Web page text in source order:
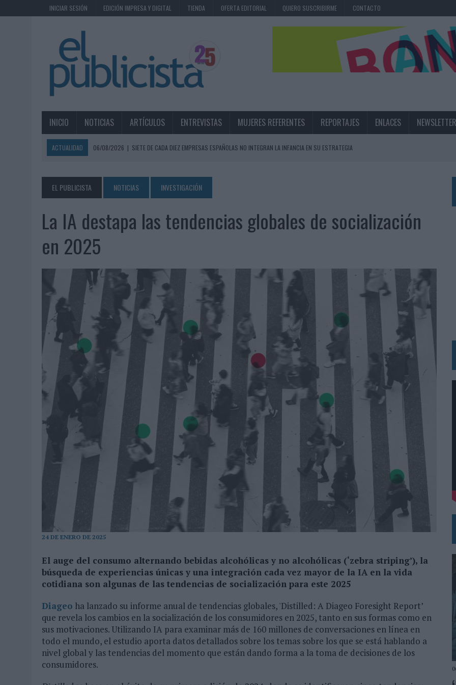
INICIAR SESIÓN EDICIÓN IMPRESA Y DIGITAL TIENDA OFERTA EDITORIAL QUIERO SUSCRIBIRME CONTACTO
INICIO NOTICIAS ARTÍCULOS ENTREVISTAS MUJERES REFERENTES REPORTAJES ENLACES NEWSLETTER
ACTUALIDAD 06/08/2026 | SIETE DE CADA DIEZ EMPRESAS ESPAÑOLAS NO INTEGRAN LA INFANCIA EN SU ESTRATEGIA
LA TELEVISIÓN SIGUE LIDERANDO EL CONSUMO DE MEDIOS EN VERANO Y SUPERA AL MÓVIL COMO DISPOSITIVO MÁS UTILIZADO
06/08/2026 | EL USO DE LA IA GENERATIVA ALCANZA YA AL 62% DE LOS ESPAÑOLES
06/08/2026
|
SYSTEM1 NOMBRA A KIMBERLY BASTONI COMO NUEVA DIRECTORA COMERCIAL GLOBAL
06/08/2026
| FRIGO Y UNIQLO LANZAN UNA COLECCIÓN PERSONALIZABLE INSPIRADA EN CORNETTO, CALIPPO Y SOLERO
06/08/2026
| LA IA ESTÁ SUBIENDO EL LISTÓN DE LA CREATIVIDAD
05/08/2026
| FABRA COMUNICACIÓN INCORPORA A CASONÁ Y ASUME LA GESTIÓN DE SUS RELACIONES CON LOS MEDIOS
05/08/2026
LOPESAN HOTELS & RESORTS ACERCA EL PARAÍSO CANARIO EN SU ÚLTIMA CAMPAÑA INTERNACIONAL
05/08/2026
LUIS ARQUILLOS (BURGO DE ARIAS): “LA CONSTRUCCIÓN DE MARCA A LARGO PLAZO Y LA MEDICIÓN SON DOS CARAS DE LA MISMA
MONEDA”
04/08/2026
‘EL PARAÍSO MÁS CERCA’, DE 22GRADOS PARA LOPESAN HOTELS & RESORTS
04/08/2026 |
‘LA ÚNICA CERVEZA DEL MUNDO QUE SE DISFRUTA DOS VECES’, DE INUSUALY PARA CERVEZA CAPAZ
04/08/2026
‘EL FÚTBOL SIN LAS PERSONAS’, DE DENTSU CREATIVE PARA ORANGE
04/08/2026
CAPAZ, LA CERVEZA QUE CONVIERTE CADA BOTELLA EN UNA OPORTUNIDAD DE INCLUSIÓN
04/08/2026
BABARIA Y MAXIBON SON ‘EL MATCH PERFECTO DEL VERANO’
04/08/2026
AUDIBLE REIVINDICA EL PODER TRANSFORMADOR DEL AUDIO EN SU NUEVA CAMPAÑA GLOBAL DE MARCA
03/08/2026
‘VUELVE EL FÚTBOL. VUELVE A SOÑAR’, DE VML PARA MOVISTAR
03/08/2026
MOVISTAR APELA A LA ILUSIÓN DE LAS AFICIONES PARA EL REGRESO DEL FÚTBOL
06/08/2026
‘LA VUELTA’, DE FENOMENAL PARA MÁLAGA CF
EL PUBLICISTA NOTICIAS INVESTIGACIÓN
La IA destapa las tendencias globales de socialización
en 2025
24 DE ENERO DE 2025
El auge del consumo alternando bebidas alcohólicas y no alcohólicas (‘zebra striping’), la
búsqueda de experiencias únicas y una integración cada vez mayor de la IA en la vida
cotidiana son algunas de las tendencias de socialización para este 2025
Diageo ha lanzado su informe anual de tendencias globales, 'Distilled: A Diageo Foresight Report’
que revela los cambios en la socialización de los consumidores en 2025, tanto en sus formas como en
sus motivaciones. Utilizando IA para examinar más de 160 millones de conversaciones en línea en
todo el mundo, el estudio aporta datos detallados sobre los temas sobre los que se está hablando a
nivel global y las tendencias del momento que están dando forma a la toma de decisiones de los
consumidores.